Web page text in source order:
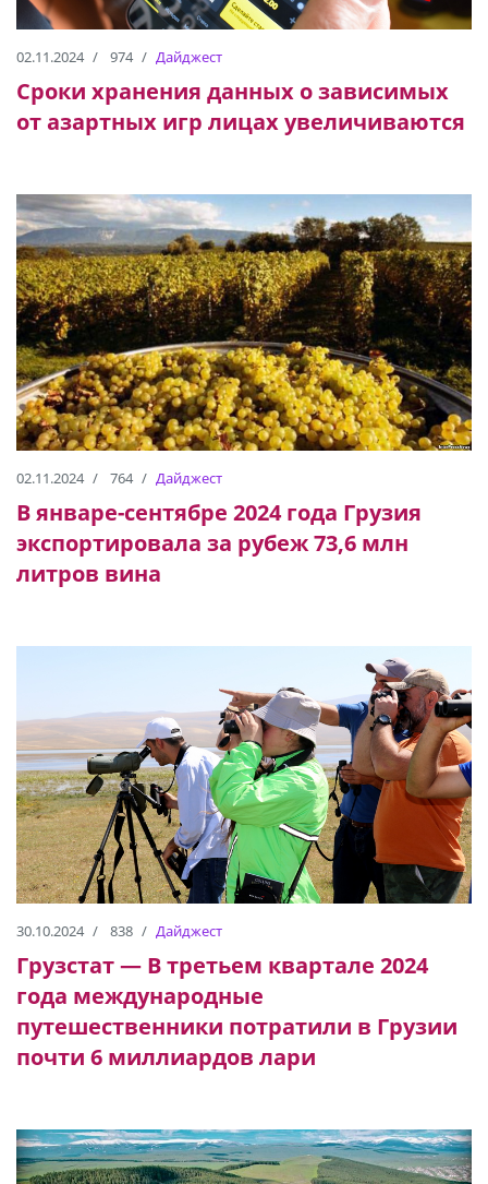
02.11.2024 974 Дайджест
Сроки хранения данных о зависимых
от азартных игр лицах увеличиваются
02.11.2024 764 Дайджест
В январе-сентябре 2024 года Грузия
экспортировала за рубеж 73,6 млн
литров вина
30.10.2024 838 Дайджест
Грузстат — В третьем квартале 2024
года международные
путешественники потратили в Грузии
почти 6 миллиардов лари